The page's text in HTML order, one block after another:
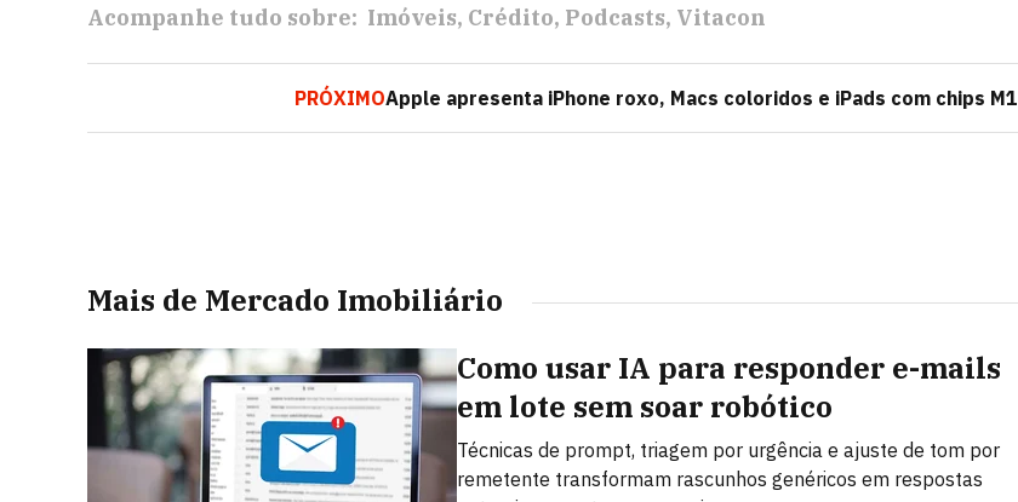
Acompanhe tudo sobre: Imóveis Crédito Podcasts Vitacon
PRÓXIMOApple apresenta iPhone roxo, Macs coloridos e iPads com chips M1
Mais de Mercado Imobiliário
Como usar IA para responder e-mails
em lote sem soar robótico
Técnicas de prompt, triagem por urgência e ajuste de tom por
remetente transformam rascunhos genéricos em respostas